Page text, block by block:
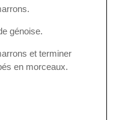
génoise.
et terminer
en morceaux.